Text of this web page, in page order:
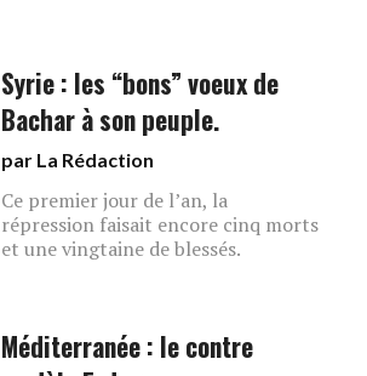
Syrie : les “bons” voeux de
Bachar à son peuple.
par La Rédaction
Ce premier jour de l’an, la
répression faisait encore cinq morts
et une vingtaine de blessés.
Méditerranée : le contre